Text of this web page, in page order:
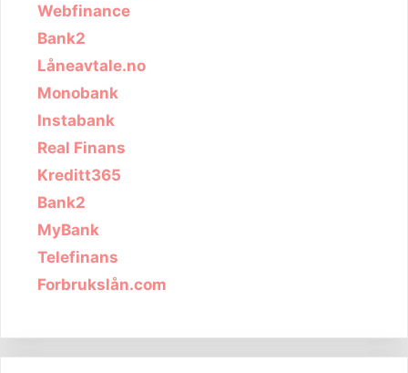
Webfinance
Bank2
Låneavtale.no
Monobank
Instabank
Real Finans
Kreditt365
Bank2
MyBank
Telefinans
Forbrukslån.com